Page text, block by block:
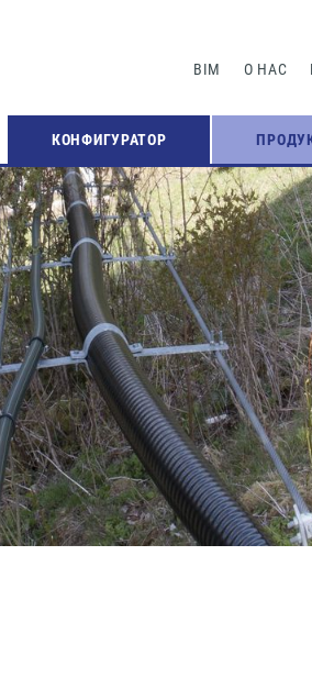
BIM О НАС
КОНФИГУРАТОР